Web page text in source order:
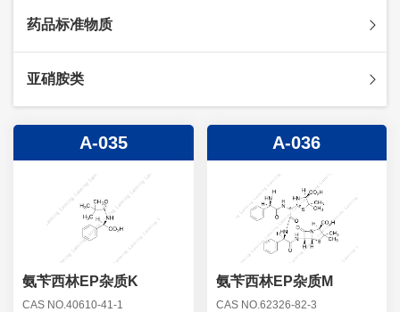
头孢米诺杂质
头孢吡肟杂质
头孢地嗪钠杂质
头孢噻肟杂质
头孢曲松钠杂质
头孢他美酯杂质
青霉素杂质
头孢羟氨苄杂质
阿洛西林杂质
美洛西林杂质
厄他培南杂质
多尼培南杂质
利福平杂质
苄丝肼杂质
克拉霉素杂质
螺旋霉素杂质
克拉维酸钾杂质
卡络磺钠杂质
替加环素杂质
土霉素杂质
杂质对照品
药品标准物质
亚硝胺类
A-035
氨苄西林EP杂质K
CAS NO.40610-41-1
A-036
氨苄西林EP杂质M
CAS NO.62326-82-3